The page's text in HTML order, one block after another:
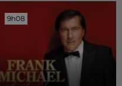
9h08
9h08